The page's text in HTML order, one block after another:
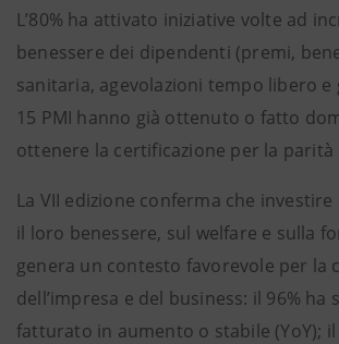
L’80% ha attivato iniziative volte ad
benessere dei dipendenti (premi,
sanitaria, agevolazioni tempo libero
15 PMI hanno già ottenuto o fatto
ottenere la certificazione per la parità
La VII edizione conferma che
il loro benessere, sul welfare e sulla
genera un contesto favorevole per la
dell’impresa e del business: il 96% ha
fatturato in aumento o stabile (YoY); il